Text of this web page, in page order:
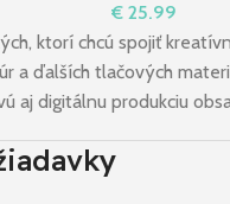
Pro 2022
€25.99
Do Košíka
ktorí chcú spojiť
a ďalších tlačových
aj digitálnu produkciu